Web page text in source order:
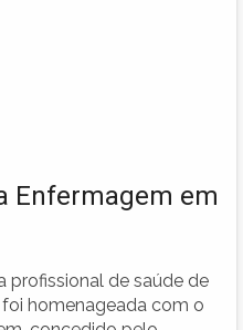
Enfermagem em
profissional de saúde de
homenageada com o